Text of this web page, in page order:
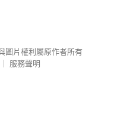
圖片權利屬原作者所有
服務聲明